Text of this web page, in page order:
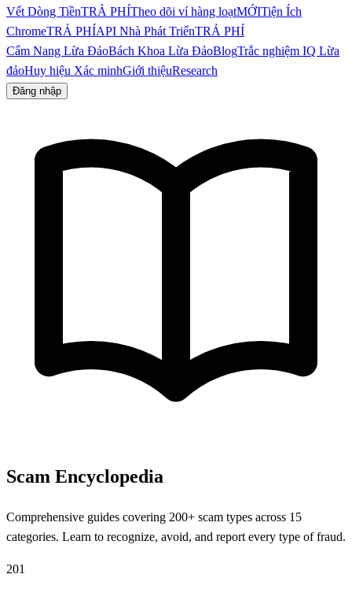
Vết Dòng TiềnTRẢ PHÍTheo dõi ví hàng loạtMỚITiện Ích
ChromeTRẢ PHÍAPI Nhà Phát TriểnTRẢ PHÍ
Cẩm Nang Lừa ĐảoBách Khoa Lừa ĐảoBlogTrắc nghiệm IQ Lừa
đảoHuy hiệu Xác minhGiới thiệuResearch
Đăng nhập
Scam Encyclopedia
Comprehensive guides covering 200+ scam types across 15
categories. Learn to recognize, avoid, and report every type of fraud.
201